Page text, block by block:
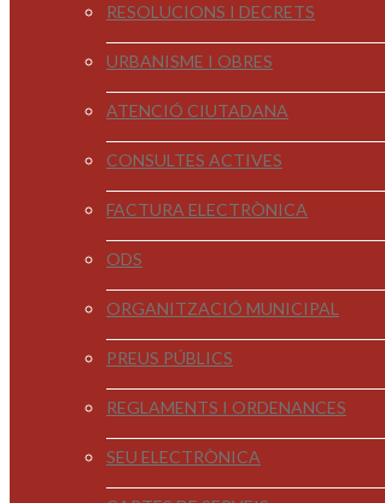
RESOLUCIONS I DECRETS
URBANISME I OBRES
ATENCIÓ CIUTADANA
CONSULTES ACTIVES
FACTURA ELECTRÒNICA
ODS
ORGANITZACIÓ MUNICIPAL
PREUS PÚBLICS
REGLAMENTS I ORDENANCES
SEU ELECTRÒNICA